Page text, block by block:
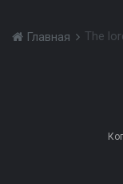
Главная The